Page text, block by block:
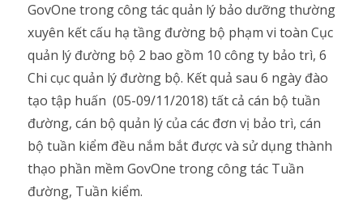
GovOne trong công tác quản lý bảo dưỡng thường
xuyên kết cấu hạ tầng đường bộ phạm vi toàn Cục
quản lý đường bộ 2 bao gồm 10 công ty bảo trì, 6
Chi cục quản lý đường bộ. Kết quả sau 6 ngày đào
tạo tập huấn (05-09/11/2018) tất cả cán bộ tuần
đường, cán bộ quản lý của các đơn vị bảo trì, cán
bộ tuần kiểm đều nắm bắt được và sử dụng thành
thạo phần mềm GovOne trong công tác Tuần
đường, Tuần kiểm.